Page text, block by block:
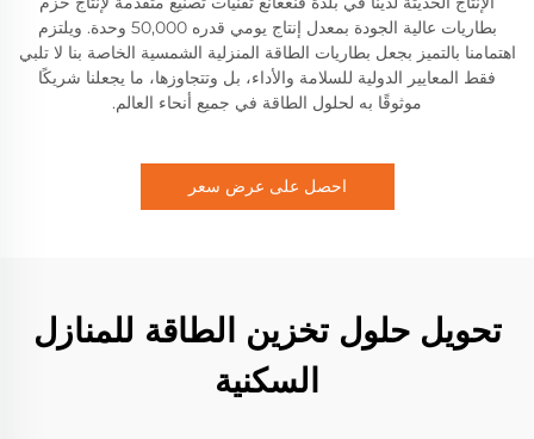
بطاريات عالية الجودة بمعدل إنتاج يومي قدره 50,000 وحدة. ويلتزم
اهتمامنا بالتميز بجعل بطاريات الطاقة المنزلية الشمسية الخاصة بنا لا تلبي
فقط المعايير الدولية للسلامة والأداء، بل وتتجاوزها، ما يجعلنا شريكًا
موثوقًا به لحلول الطاقة في جميع أنحاء العالم.
احصل على عرض سعر
تحويل حلول تخزين الطاقة للمنازل
السكنية